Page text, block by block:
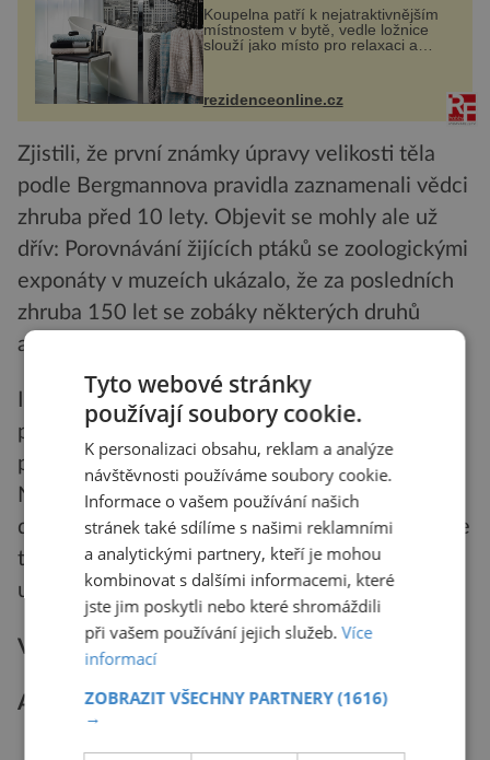
Koupelna patří k nejatraktivnějším
místnostem v bytě, vedle ložnice
slouží jako místo pro relaxaci a
odpočinek. Koupelnový textil –
ručníky, osušky a koberečky –
mohou jako mávnutím kouzelného
proutku...
rezidenceonline.cz
Zjistili, že první známky úpravy velikosti těla
podle Bergmannova pravidla zaznamenali vědci
zhruba před 10 lety. Objevit se mohly ale už
dřív: Porovnávání žijících ptáků se zoologickými
exponáty v muzeích ukázalo, že za posledních
zhruba 150 let se zobáky některých druhů
australských papoušků zvětšily až o 10 %.
I to může souviset s oteplováním. Právě větší
prostor zobáku může fungovat jako účinná
pomůcka pro odvádění přebytečného tepla.
Nárůst zobáku samozřejmě může mít i jiné
důvody, například změnu potravy. Jenže když se
totéž děje u různých druhů po světě, tak to
ukazuje na globální příčinu.
Vice se dočtete v čísle 10/2024.
Autorka: Kateřina Pavelcová
PŘEHRÁT ČLÁNEK
Tyto webové stránky
používají soubory cookie.
K personalizaci obsahu, reklam a analýze
návštěvnosti používáme soubory cookie.
Informace o vašem používání našich
stránek také sdílíme s našimi reklamními
a analytickými partnery, kteří je mohou
kombinovat s dalšími informacemi, které
jste jim poskytli nebo které shromáždili
při vašem používání jejich služeb.Více
informací
ZOBRAZIT VŠECHNY PARTNERY(1616)
→